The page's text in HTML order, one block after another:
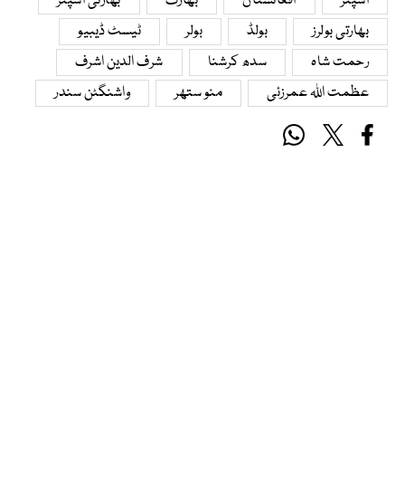
بھارتی بولرز
بولڈ بولر
ٹیسٹ ڈیبیو
رحمت شاہ
سدھ کرشنا
شرف الدین اشرف
عظمت اللہ عمرزئی
منو ستھر واشنگٹن سندر